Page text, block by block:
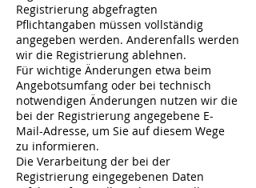
Registrierung abgefragten
Pflichtangaben müssen vollständig
angegeben werden. Anderenfalls werden
wir die Registrierung ablehnen.
Für wichtige Änderungen etwa beim
Angebotsumfang oder bei technisch
notwendigen Änderungen nutzen wir die
bei der Registrierung angegebene E-
Mail-Adresse, um Sie auf diesem Wege
zu informieren.
Die Verarbeitung der bei der
Registrierung eingegebenen Daten